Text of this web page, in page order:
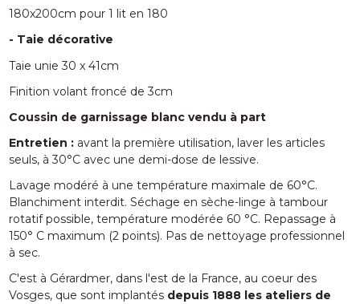
180x200cm pour 1 lit en 180
- Taie décorative
Taie unie 30 x 41cm
Finition volant froncé de 3cm
Coussin de garnissage blanc vendu à part
Entretien : avant la première utilisation, laver les articles
seuls, à 30°C avec une demi-dose de lessive.
Lavage modéré à une température maximale de 60°C.
Blanchiment interdit. Séchage en sèche-linge à tambour
rotatif possible, température modérée 60 °C. Repassage à
150° C maximum (2 points). Pas de nettoyage professionnel
à sec.
C'est à Gérardmer, dans l'est de la France, au coeur des
Vosges, que sont implantés depuis 1888 les ateliers de